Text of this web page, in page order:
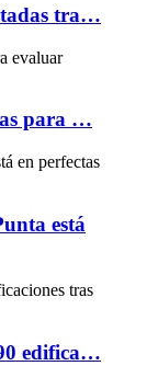
tra…
para …
está
edifica…